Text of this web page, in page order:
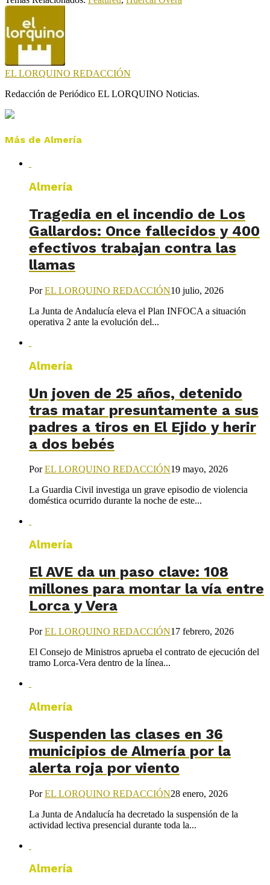
EL LORQUINO REDACCIÓN
Redacción de Periódico EL LORQUINO Noticias.
Más de Almería
Almería
Tragedia en el incendio de Los
Gallardos: Once fallecidos y 400
efectivos trabajan contra las
llamas
PorEL LORQUINO REDACCIÓN10 julio, 2026
La Junta de Andalucía eleva el Plan INFOCA a situación
operativa 2 ante la evolución del...
Almería
Un joven de 25 años, detenido
tras matar presuntamente a sus
padres a tiros en El Ejido y herir
a dos bebés
PorEL LORQUINO REDACCIÓN19 mayo, 2026
La Guardia Civil investiga un grave episodio de violencia
doméstica ocurrido durante la noche de este...
Almería
El AVE da un paso clave: 108
millones para montar la vía entre
Lorca y Vera
PorEL LORQUINO REDACCIÓN17 febrero, 2026
El Consejo de Ministros aprueba el contrato de ejecución del
tramo Lorca-Vera dentro de la línea...
Almería
Suspenden las clases en 36
municipios de Almería por la
alerta roja por viento
PorEL LORQUINO REDACCIÓN28 enero, 2026
La Junta de Andalucía ha decretado la suspensión de la
actividad lectiva presencial durante toda la...
Almería